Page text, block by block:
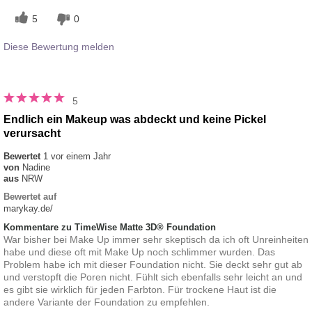
5 0
Diese Bewertung melden
5
Endlich ein Makeup was abdeckt und keine Pickel
verursacht
Bewertet 1 vor einem Jahr
von Nadine
aus NRW
Bewertet auf
marykay.de/
Kommentare zu TimeWise Matte 3D® Foundation
War bisher bei Make Up immer sehr skeptisch da ich oft Unreinheiten
habe und diese oft mit Make Up noch schlimmer wurden. Das
Problem habe ich mit dieser Foundation nicht. Sie deckt sehr gut ab
und verstopft die Poren nicht. Fühlt sich ebenfalls sehr leicht an und
es gibt sie wirklich für jeden Farbton. Für trockene Haut ist die
andere Variante der Foundation zu empfehlen.